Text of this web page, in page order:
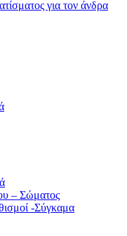
για τον άνδρα
– Σώματος
-Σύγκαμα